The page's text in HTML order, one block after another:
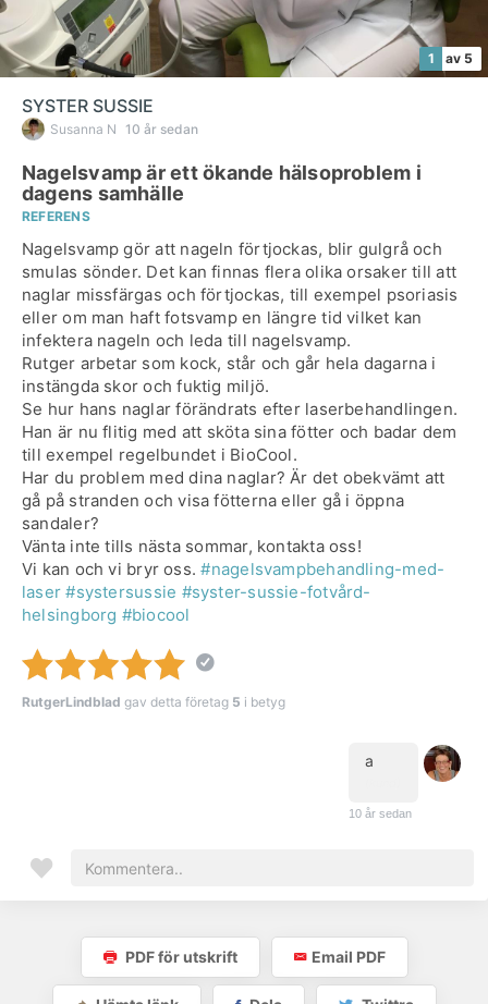
1 av 5
SYSTER SUSSIE
Susanna N 10 år sedan
Nagelsvamp är ett ökande hälsoproblem i
dagens samhälle
REFERENS
Nagelsvamp gör att nageln förtjockas, blir gulgrå och
smulas sönder. Det kan finnas flera olika orsaker till att
naglar missfärgas och förtjockas, till exempel psoriasis
eller om man haft fotsvamp en längre tid vilket kan
infektera nageln och leda till nagelsvamp.
Rutger arbetar som kock, står och går hela dagarna i
instängda skor och fuktig miljö.
Se hur hans naglar förändrats efter laserbehandlingen.
Han är nu flitig med att sköta sina fötter och badar dem
till exempel regelbundet i BioCool.
Har du problem med dina naglar? Är det obekvämt att
gå på stranden och visa fötterna eller gå i öppna
sandaler?
Vänta inte tills nästa sommar, kontakta oss!
Vi kan och vi bryr oss.#nagelsvampbehandling-med-
laser #systersussie #syster-sussie-fotvård-
helsingborg #biocool
RutgerLindblad gav detta företag 5 i betyg
a
10 år sedan
PDF för utskrift Email PDF